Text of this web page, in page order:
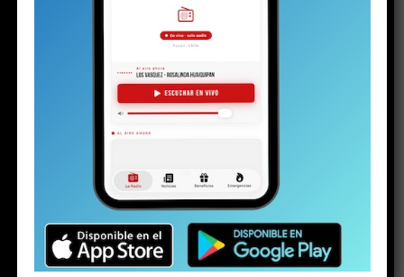
Los detalles inéditos del sumario por Caso
Sobresueldos: ex-Administrador y asesor
financiero del alcalde dicen que las
comunal
Ministra de Medio Ambiente y toma de razón
del Plan de Descontaminación del Lago
Villarrica: “Una muy buena noticia para La
ACTUALIDAD